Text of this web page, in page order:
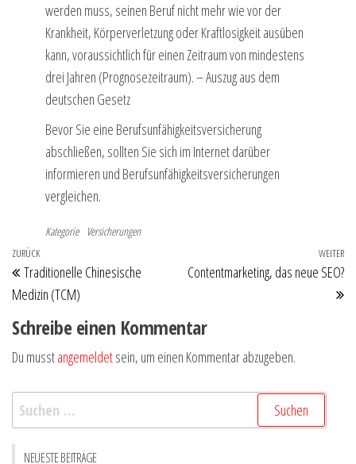
werden muss, seinen Beruf nicht mehr wie vor der
Krankheit, Körperverletzung oder Kraftlosigkeit ausüben
kann, voraussichtlich für einen Zeitraum von mindestens
drei Jahren (Prognosezeitraum). – Auszug aus dem
deutschen Gesetz
Bevor Sie eine Berufsunfähigkeitsversicherung
abschließen, sollten Sie sich im Internet darüber
informieren und Berufsunfähigkeitsversicherungen
vergleichen.
Kategorie Versicherungen
Beitragsnavigation
Vorheriger
Beitrag
ZURÜCK
Traditionelle Chinesische
Medizin (TCM)
WEITER
Contentmarketing, das neue SEO?
Schreibe einen Kommentar
Du musstangemeldetsein, um einen Kommentar abzugeben.
Suchen
nach:
NEUESTE BEITRÄGE